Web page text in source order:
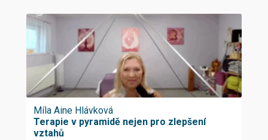
Míla Aine Hlávková
Terapie v pyramidě nejen pro zlepšení
vztahů